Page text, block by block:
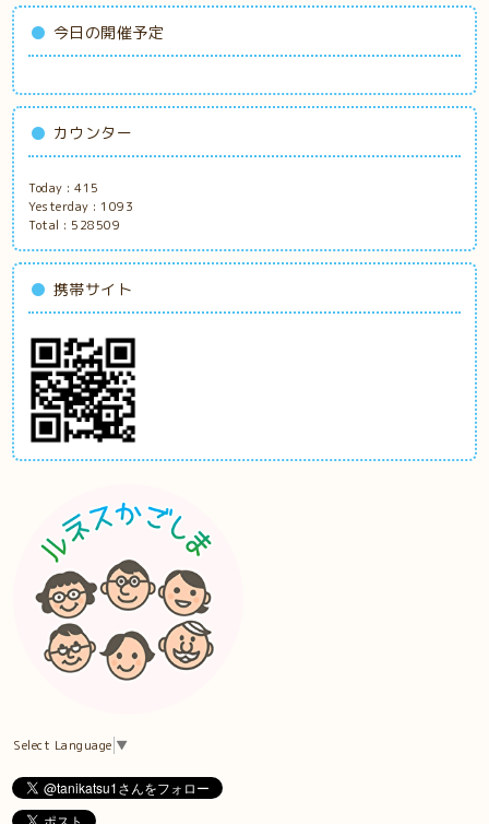
今日の開催予定
カウンター
Today :415
Yesterday : 1093
Total : 528509
携帯サイト
Select Language ▼